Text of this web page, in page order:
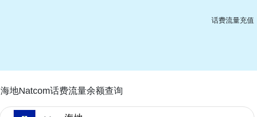
话费流量充值
海地Natcom话费流量余额查询